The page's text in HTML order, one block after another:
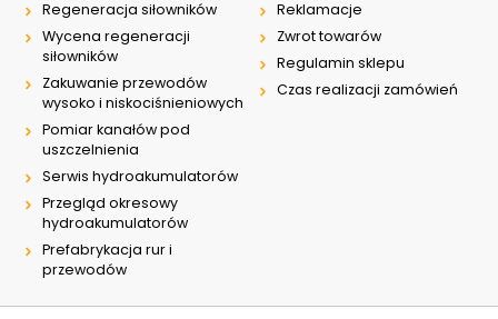
Regeneracja siłowników
Wycena regeneracji
siłowników
Zakuwanie przewodów
wysoko i niskociśnieniowych
Pomiar kanałów pod
uszczelnienia
Serwis hydroakumulatorów
Przegląd okresowy
hydroakumulatorów
Prefabrykacja rur i
przewodów
Reklamacje
Zwrot towarów
Regulamin sklepu
Czas realizacji zamówień